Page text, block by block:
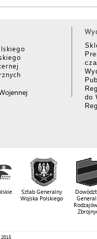
do
Sztab Generalny
Wojska Polskiego